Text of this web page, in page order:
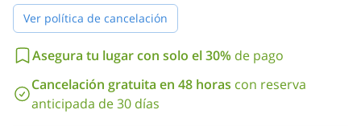
Esta es una excursión de un día de dificultad media. Cubriremos
13 km, con un ganancia/pérdida de altitud de +/- 1,070 m.
¡Inscríbete ahora y exploraremos juntos el paisaje único y la
geología de una cresta interesante en los Alpes suizos!
Ver política de cancelación
Asegura tu lugar con solo el 30% de pago
Cancelación gratuita en 48 horas con reserva
anticipada de 30 días